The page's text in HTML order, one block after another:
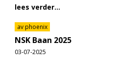
lees verder...
av phoenix
NSK Baan 2025
03-07-2025